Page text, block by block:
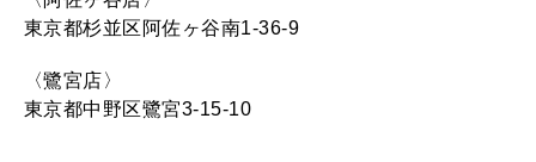
東京都杉並区阿佐ヶ谷南1-36-9
〈鷺宮店〉
東京都中野区鷺宮3-15-10